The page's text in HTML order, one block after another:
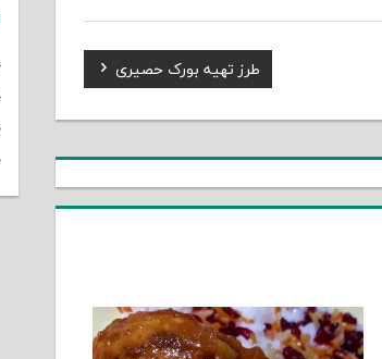
Next
Post:
طرز تهیه بورک حصیری